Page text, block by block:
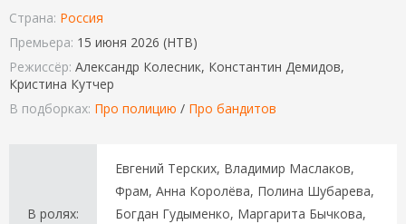
Страна: Россия
Премьера: 15 июня 2026 (НТВ)
Режиссёр: Александр Колесник, Константин Демидов,
Кристина Кутчер
В подборках: Про полицию / Про бандитов
В ролях:
Евгений Терских, Владимир Маслаков,
Фрам, Анна Королёва, Полина Шубарева,
Богдан Гудыменко, Маргарита Бычкова,